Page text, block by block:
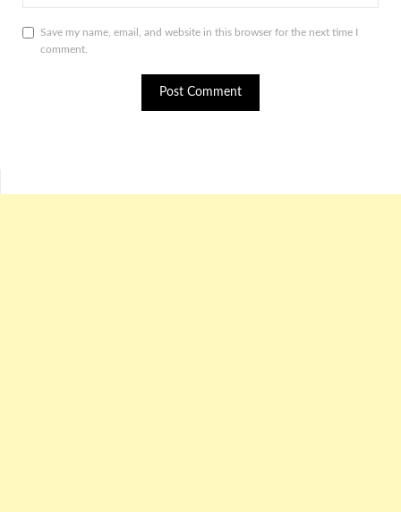
Save my name, email, and website in this browser for the next time I
comment.